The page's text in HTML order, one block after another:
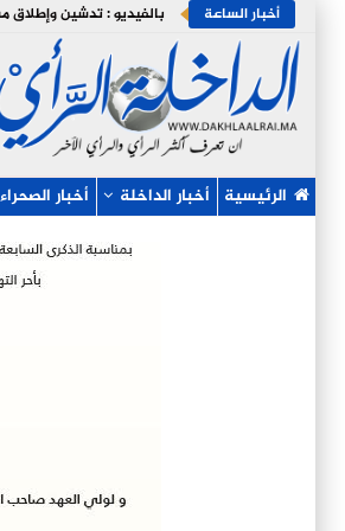
أخبار الساعة
الرئيسية أخبار الداخلة أخبار الصحراء